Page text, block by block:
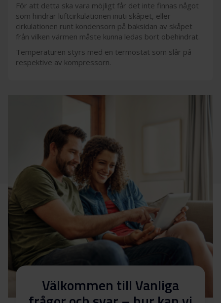
För att detta ska vara möjligt får det inte finnas något
som hindrar luftcirkulationen inuti skåpet, eller
cirkulationen runt kondensorn på baksidan av skåpet
från vilken värmen måste kunna ledas bort obehindrat.
Temperaturen styrs med en termostat som slår på
respektive av kompressorn.
Välkommen till Vanliga